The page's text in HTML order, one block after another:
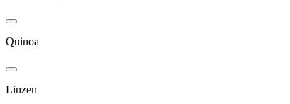
Quinoa
Linzen